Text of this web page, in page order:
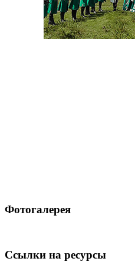
Фотогалерея
Ссылки на ресурсы